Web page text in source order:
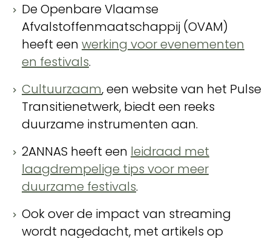
De Openbare Vlaamse
Afvalstoffenmaatschappij (OVAM)
heeft een werking voor evenementen
en festivals.
Cultuurzaam, een website van het Pulse
Transitienetwerk, biedt een reeks
duurzame instrumenten aan.
2ANNAS heeft een leidraad met
laagdrempelige tips voor meer
duurzame festivals.
Ook over de impact van streaming
wordt nagedacht, met artikels op